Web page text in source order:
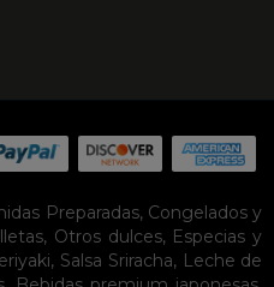
Preparadas, Congelados y
, Otros dulces, Especias y
, Salsa Sriracha, Leche de